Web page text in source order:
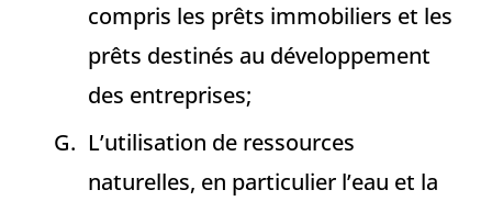
compris les prêts immobiliers et les
prêts destinés au développement
des entreprises;
L’utilisation de ressources
naturelles, en particulier l’eau et la